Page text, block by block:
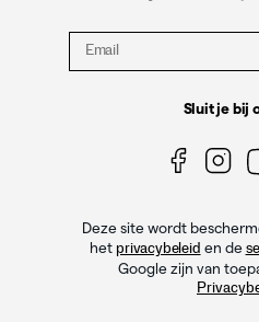
Sluit je bij
Deze site wordt
het privacybeleid en de
Google zijn van